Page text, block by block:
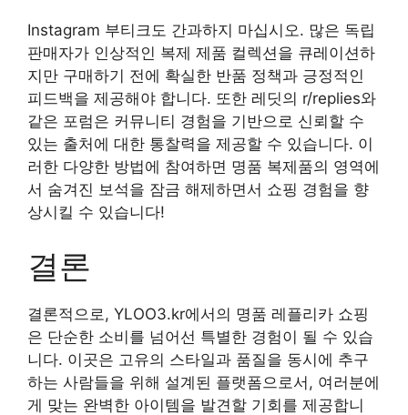
Instagram 부티크도 간과하지 마십시오. 많은 독립
판매자가 인상적인 복제 제품 컬렉션을 큐레이션하
지만 구매하기 전에 확실한 반품 정책과 긍정적인
피드백을 제공해야 합니다. 또한 레딧의 r/replies와
같은 포럼은 커뮤니티 경험을 기반으로 신뢰할 수
있는 출처에 대한 통찰력을 제공할 수 있습니다. 이
러한 다양한 방법에 참여하면 명품 복제품의 영역에
서 숨겨진 보석을 잠금 해제하면서 쇼핑 경험을 향
상시킬 수 있습니다!
결론
결론적으로, YLOO3.kr에서의 명품 레플리카 쇼핑
은 단순한 소비를 넘어선 특별한 경험이 될 수 있습
니다. 이곳은 고유의 스타일과 품질을 동시에 추구
하는 사람들을 위해 설계된 플랫폼으로서, 여러분에
게 맞는 완벽한 아이템을 발견할 기회를 제공합니